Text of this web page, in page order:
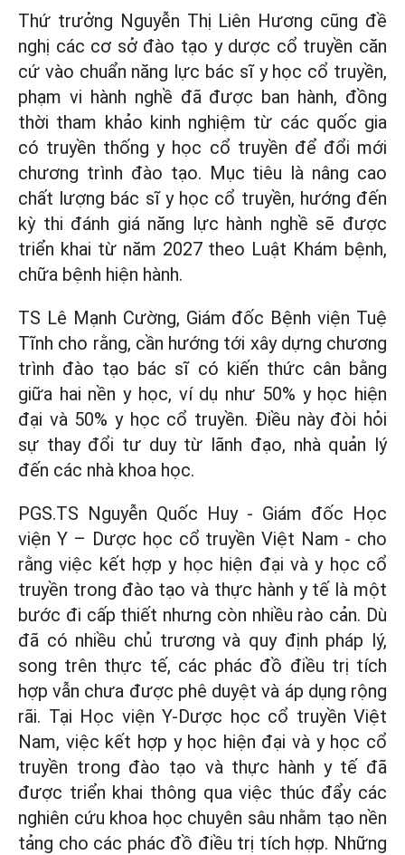
Thứ trưởng Nguyễn Thị Liên Hương cũng đề
nghị các cơ sở đào tạo y dược cổ truyền căn
cứ vào chuẩn năng lực bác sĩ y học cổ truyền,
phạm vi hành nghề đã được ban hành, đồng
thời tham khảo kinh nghiệm từ các quốc gia
có truyền thống y học cổ truyền để đổi mới
chương trình đào tạo. Mục tiêu là nâng cao
chất lượng bác sĩ y học cổ truyền, hướng đến
kỳ thi đánh giá năng lực hành nghề sẽ được
triển khai từ năm 2027 theo Luật Khám bệnh,
chữa bệnh hiện hành.
TS Lê Mạnh Cường, Giám đốc Bệnh viện Tuệ
Tĩnh cho rằng, cần hướng tới xây dựng chương
trình đào tạo bác sĩ có kiến thức cân bằng
giữa hai nền y học, ví dụ như 50% y học hiện
đại và 50% y học cổ truyền. Điều này đòi hỏi
sự thay đổi tư duy từ lãnh đạo, nhà quản lý
đến các nhà khoa học.
PGS.TS Nguyễn Quốc Huy - Giám đốc Học
viện Y – Dược học cổ truyền Việt Nam - cho
rằng việc kết hợp y học hiện đại và y học cổ
truyền trong đào tạo và thực hành y tế là một
bước đi cấp thiết nhưng còn nhiều rào cản. Dù
đã có nhiều chủ trương và quy định pháp lý,
song trên thực tế, các phác đồ điều trị tích
hợp vẫn chưa được phê duyệt và áp dụng rộng
rãi. Tại Học viện Y-Dược học cổ truyền Việt
Nam, việc kết hợp y học hiện đại và y học cổ
truyền trong đào tạo và thực hành y tế đã
được triển khai thông qua việc thúc đẩy các
nghiên cứu khoa học chuyên sâu nhằm tạo nền
tảng cho các phác đồ điều trị tích hợp. Những